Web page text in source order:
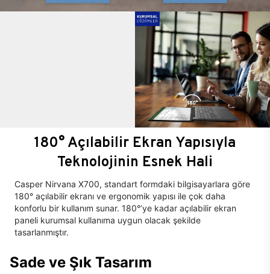
180° Açılabilir Ekran Yapısıyla
Teknolojinin Esnek Hali
Casper Nirvana X700, standart formdaki bilgisayarlara göre
180° açılabilir ekranı ve ergonomik yapısı ile çok daha
konforlu bir kullanım sunar. 180°’ye kadar açılabilir ekran
paneli kurumsal kullanıma uygun olacak şekilde
tasarlanmıştır.
Sade ve Şık Tasarım